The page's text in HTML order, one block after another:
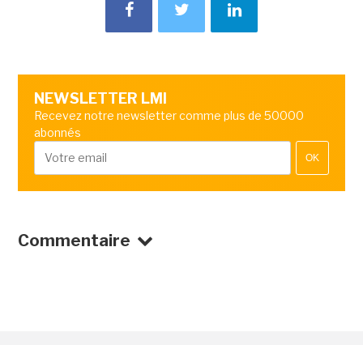
NEWSLETTER LMI
Recevez notre newsletter comme plus de 50000
abonnés
OK
Commentaire